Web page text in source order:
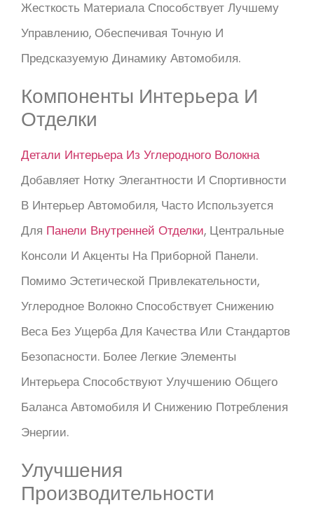
Жесткость Материала Способствует Лучшему
Управлению, Обеспечивая Точную И
Предсказуемую Динамику Автомобиля.
Компоненты Интерьера И
Отделки
Детали Интерьера Из Углеродного Волокна
Добавляет Нотку Элегантности И Спортивности
В Интерьер Автомобиля, Часто Используется
Для Панели Внутренней Отделки, Центральные
Консоли И Акценты На Приборной Панели.
Помимо Эстетической Привлекательности,
Углеродное Волокно Способствует Снижению
Веса Без Ущерба Для Качества Или Стандартов
Безопасности. Более Легкие Элементы
Интерьера Способствуют Улучшению Общего
Баланса Автомобиля И Снижению Потребления
Энергии.
Улучшения
Производительности